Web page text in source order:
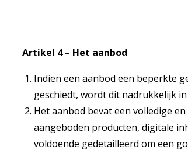
Artikel 4 – Het aanbod
Indien een aanbod een beperkte
geschiedt, wordt dit nadrukkelijk
Het aanbod bevat een volledige
aangeboden producten, digitale
voldoende gedetailleerd om een